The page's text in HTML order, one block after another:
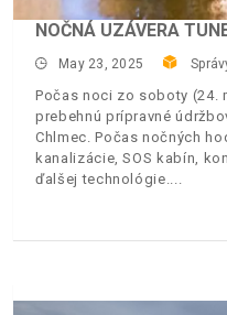
NOČNÁ UZÁVERA
May 23, 2025
Počas noci zo soboty (24.
prebehnú prípravné
Chlmec. Počas nočných
kanalizácie, SOS kabín,
ďalšej technológie.